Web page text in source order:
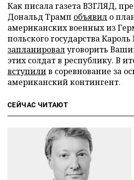
Как писала газета ВЗГЛЯД,
Дональд Трамп объявил о
американских военных из
польского государства
запланировалуговорить
этих солдат в республику. В
вступилив соревнование за
американский контингент.
СЕЙЧАС ЧИТАЮТ